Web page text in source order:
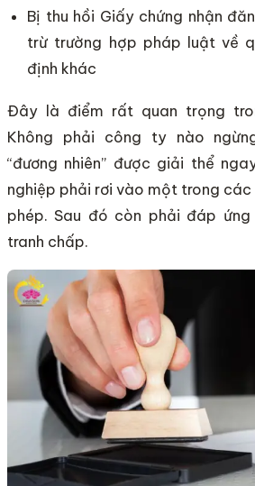
Bị thu hồi Giấy chứng nhận
trừ trường hợp pháp luật về
định khác
Đây là điểm rất quan trọng
Không phải công ty nào
“đương nhiên” được giải thể
nghiệp phải rơi vào một trong
phép. Sau đó còn phải đáp
tranh chấp.